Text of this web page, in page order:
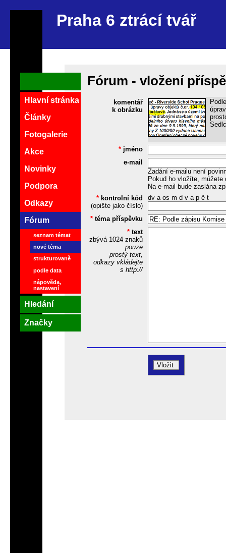
Praha 6 ztrácí tvář
Fórum - vložení
komentář
k obrázku
* jméno
e-mail
Zadání e-mailu není
Pokud ho vložíte,
Na e-mail bude zaslána
* kontrolní kód
(opište jako číslo)
dv a os m d v a p ě t
* téma příspěvku
* text
zbývá 1024znaků
pouze
prostý text,
odkazy vkládejte
s http://
Hlavní stránka
Články
Fotogalerie
Akce
Novinky
Podpora
Odkazy
Fórum
seznam témat
nové téma
strukturovaně
podle data
nápověda,
nastavení
Hledání
Značky